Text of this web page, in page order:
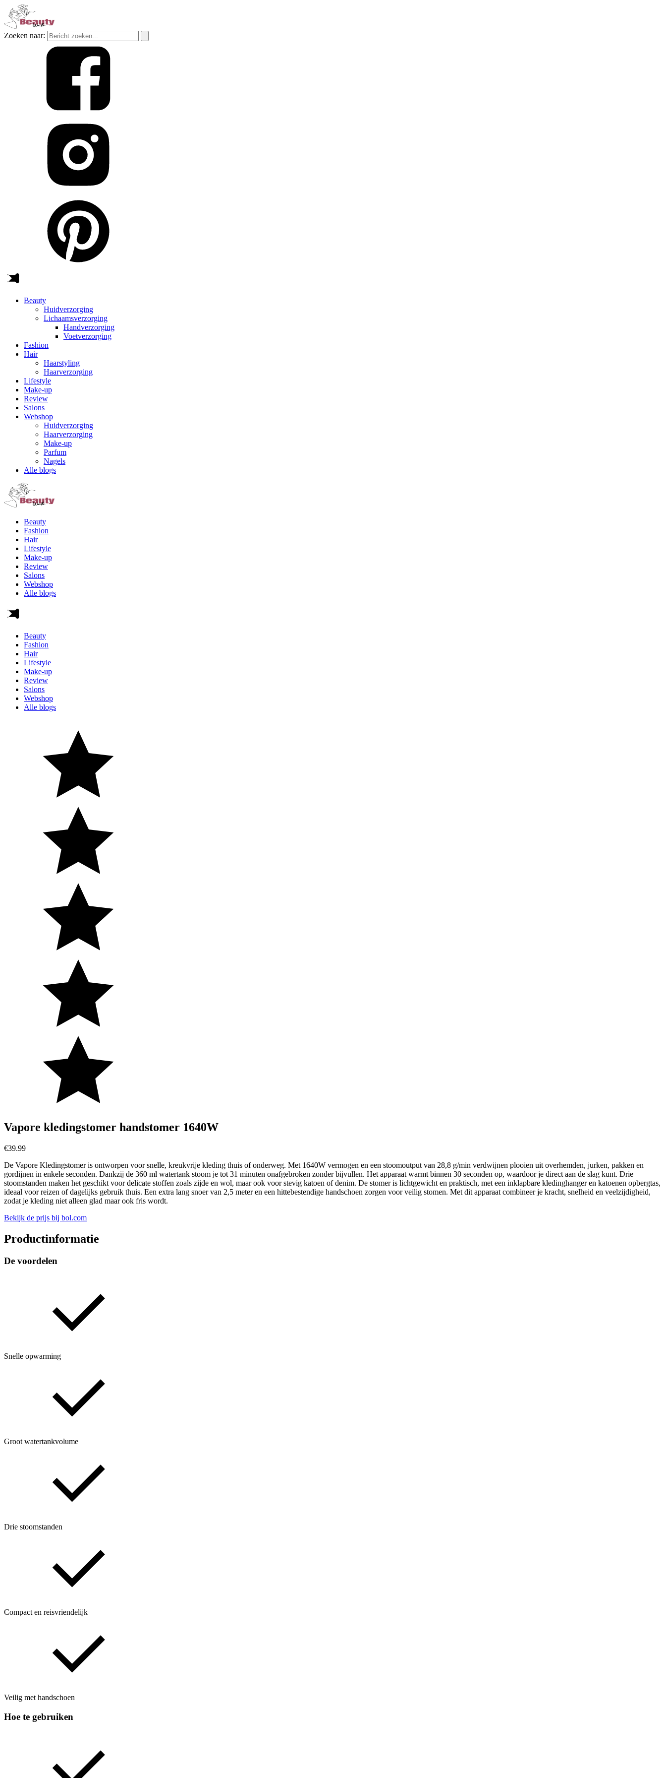
Zoeken naar:
Beauty
Huidverzorging
Lichaamsverzorging
Handverzorging
Voetverzorging
Fashion
Hair
Haarstyling
Haarverzorging
Lifestyle
Make-up
Review
Salons
Webshop
Huidverzorging
Haarverzorging
Make-up
Parfum
Nagels
Alle blogs
Beauty
Fashion
Hair
Lifestyle
Make-up
Review
Salons
Webshop
Alle blogs
Beauty
Fashion
Hair
Lifestyle
Make-up
Review
Salons
Webshop
Alle blogs
Vapore kledingstomer handstomer 1640W
€39.99
De Vapore Kledingstomer is ontworpen voor snelle, kreukvrije kleding thuis of onderweg. Met 1640W vermogen en een stoomoutput van 28,8 g/min verdwijnen plooien uit overhemden, jurken, pakken en
gordijnen in enkele seconden. Dankzij de 360 ml watertank stoom je tot 31 minuten onafgebroken zonder bijvullen. Het apparaat warmt binnen 30 seconden op, waardoor je direct aan de slag kunt. Drie
stoomstanden maken het geschikt voor delicate stoffen zoals zijde en wol, maar ook voor stevig katoen of denim. De stomer is lichtgewicht en praktisch, met een inklapbare kledinghanger en katoenen opbergtas,
ideaal voor reizen of dagelijks gebruik thuis. Een extra lang snoer van 2,5 meter en een hittebestendige handschoen zorgen voor veilig stomen. Met dit apparaat combineer je kracht, snelheid en veelzijdigheid,
zodat je kleding niet alleen glad maar ook fris wordt.
Bekijk de prijs bij bol.com
Productinformatie
De voordelen
Snelle opwarming
Groot watertankvolume
Drie stoomstanden
Compact en reisvriendelijk
Veilig met handschoen
Hoe te gebruiken